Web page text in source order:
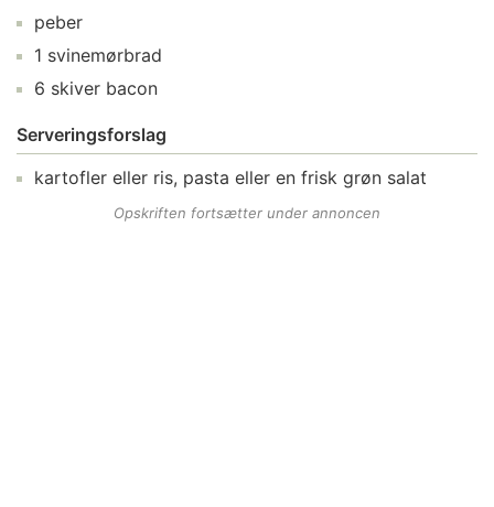
peber
1 svinemørbrad
6 skiver bacon
Serveringsforslag
kartofler eller ris, pasta eller en frisk grøn salat
Opskriften fortsætter under annoncen